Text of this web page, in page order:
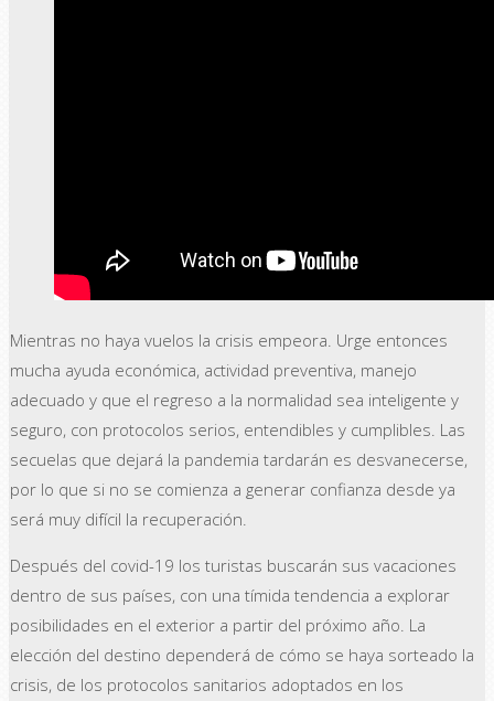
Mientras no haya vuelos la crisis empeora. Urge entonces
mucha ayuda económica, actividad preventiva, manejo
adecuado y que el regreso a la normalidad sea inteligente y
seguro, con protocolos serios, entendibles y cumplibles. Las
secuelas que dejará la pandemia tardarán es desvanecerse,
por lo que si no se comienza a generar confianza desde ya
será muy difícil la recuperación.
Después del covid-19 los turistas buscarán sus vacaciones
dentro de sus países, con una tímida tendencia a explorar
posibilidades en el exterior a partir del próximo año. La
elección del destino dependerá de cómo se haya sorteado la
crisis, de los protocolos sanitarios adoptados en los